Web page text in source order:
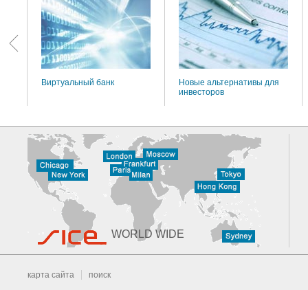
Виртуальный банк
Новые альтернативы для
инвесторов
WORLD WIDE
карта сайта поиск